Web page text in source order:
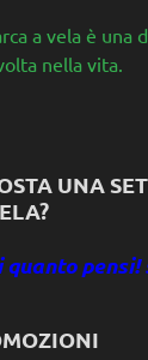
a vela è una
nella vita.
UNA
quanto